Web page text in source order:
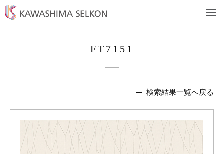
FT7151
検索結果一覧へ戻る